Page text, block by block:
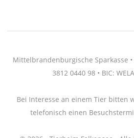
Mittelbrandenburgische Sparkasse •
3812 0440 98 • BIC:
Bei Interesse an einem Tier bitten
telefonisch einen